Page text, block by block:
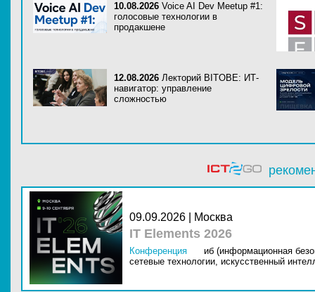
10.08.2026 Voice AI Dev Meetup #1:
голосовые технологии в
продакшене
12.08.2026 Лекторий BITOBE: ИТ-
навигатор: управление
сложностью
09.09.2026 | Москва
IT Elements 2026
Конференция
иб (информационная
сетевые технологии, искусственный